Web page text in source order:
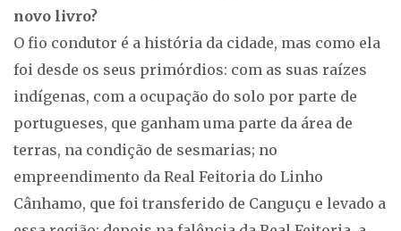
novo livro?
O fio condutor é a história da cidade, mas como ela
foi desde os seus primórdios: com as suas raízes
indígenas, com a ocupação do solo por parte de
portugueses, que ganham uma parte da área de
terras, na condição de sesmarias; no
empreendimento da Real Feitoria do Linho
Cânhamo, que foi transferido de Canguçu e levado a